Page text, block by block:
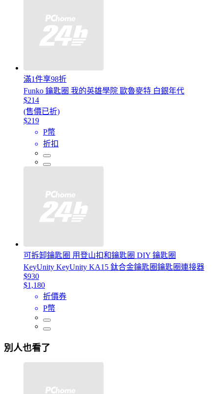
滿1件享98折
Funko 鑰匙圈 我的英雄學院 歐魯麥特 白銀年代
$214
(售價已折)
$219
P幣
折扣
可拆卸鑰匙圈 用登山扣和鑰匙圈 DIY 鑰匙圈
KeyUnity KeyUnity KA15 鈦合金鑰匙圈鑰匙圈連接器
$930
$1,180
折價券
P幣
別人也看了